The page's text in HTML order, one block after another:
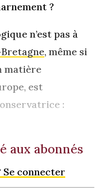
?
n’est pas à
, même si
matière
est
:
aux abonnés
Se connecter